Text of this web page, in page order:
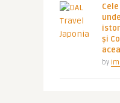
și
by